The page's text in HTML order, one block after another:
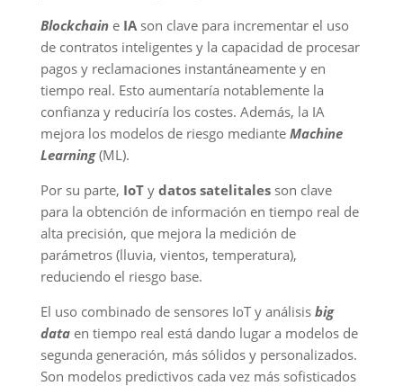
Blockchaine IAson clave para incrementar el uso
de contratos inteligentes y la capacidad de procesar
pagos y reclamaciones instantáneamente y en
tiempo real. Esto aumentaría notablemente la
confianza y reduciría los costes. Además, la IA
mejora los modelos de riesgo mediante Machine
Learning(ML).
Por su parte, IoTy datos satelitalesson clave
para la obtención de información en tiempo real de
alta precisión, que mejora la medición de
parámetros (lluvia, vientos, temperatura),
reduciendo el riesgo base.
El uso combinado de sensores IoT y análisis big
dataen tiempo real está dando lugar a modelos de
segunda generación, más sólidos y personalizados.
Son modelos predictivos cada vez más sofisticados